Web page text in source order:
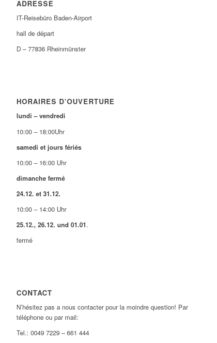
ADRESSE
IT-Reisebüro Baden-Airport
hall de départ
D – 77836 Rheinmünster
HORAIRES D’OUVERTURE
lundi – vendredi
10:00 – 18:00Uhr
samedi et jours fériés
10:00 – 16:00 Uhr
dimanche fermé
24.12. et 31.12.
10:00 – 14:00 Uhr
25.12., 26.12. und 01.01.
fermé
CONTACT
N’hésitez pas a nous contacter pour la moindre question! Par
téléphone ou par mail:
Tel.: 0049 7229 – 661 444